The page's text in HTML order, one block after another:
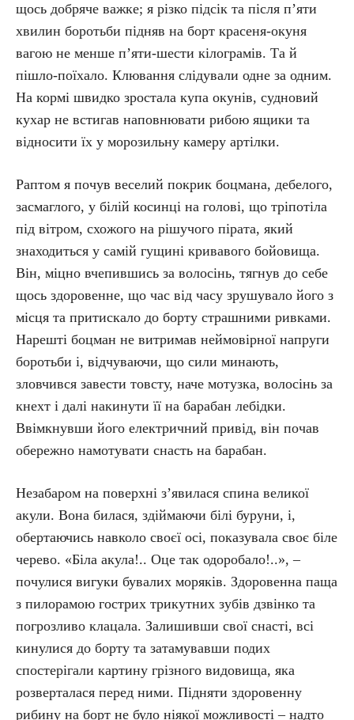
щось добряче важке; я різко підсік та після п’яти
хвилин боротьби підняв на борт красеня-окуня
вагою не менше п’яти-шести кілограмів. Та й
пішло-поїхало. Клювання слідували одне за одним.
На кормі швидко зростала купа окунів, судновий
кухар не встигав наповнювати рибою ящики та
відносити їх у морозильну камеру артілки.
Раптом я почув веселий покрик боцмана, дебелого,
засмаглого, у білій косинці на голові, що тріпотіла
під вітром, схожого на рішучого пірата, який
знаходиться у самій гущині кривавого бойовища.
Він, міцно вчепившись за волосінь, тягнув до себе
щось здоровенне, що час від часу зрушувало його з
місця та притискало до борту страшними ривками.
Нарешті боцман не витримав неймовірної напруги
боротьби і, відчуваючи, що сили минають,
зловчився завести товсту, наче мотузка, волосінь за
кнехт і далі накинути її на барабан лебідки.
Ввімкнувши його електричний привід, він почав
обережно намотувати снасть на барабан.
Незабаром на поверхні з’явилася спина великої
акули. Вона билася, здіймаючи білі буруни, і,
обертаючись навколо своєї осі, показувала своє біле
черево. «Біла акула!.. Оце так одоробало!..», –
почулися вигуки бувалих моряків. Здоровенна паща
з пилорамою гострих трикутних зубів дзвінко та
погрозливо клацала. Залишивши свої снасті, всі
кинулися до борту та затамувавши подих
спостерігали картину грізного видовища, яка
розверталася перед ними. Підняти здоровенну
рибину на борт не було ніякої можливості – надто